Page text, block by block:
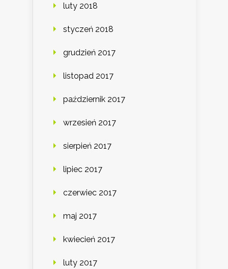
luty 2018
styczeń 2018
grudzień 2017
listopad 2017
październik 2017
wrzesień 2017
sierpień 2017
lipiec 2017
czerwiec 2017
maj 2017
kwiecień 2017
luty 2017